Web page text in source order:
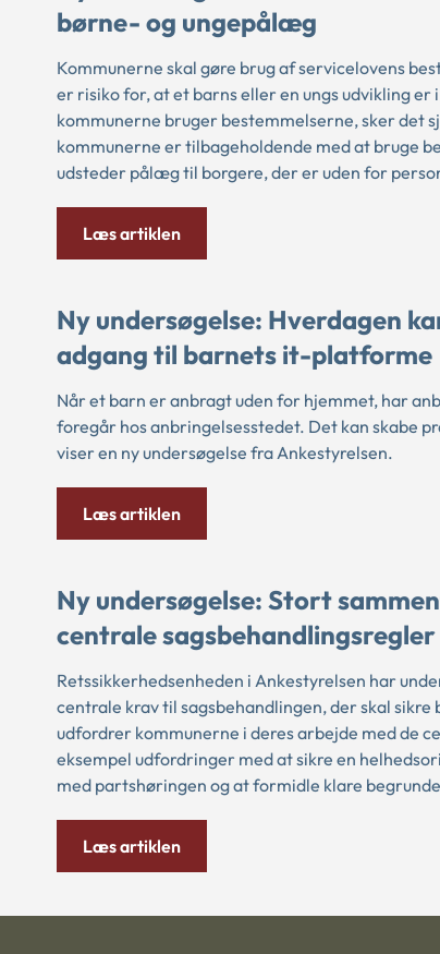
børne- og ungepålæg
Kommunerne skal gøre brug af servicelovens
er risiko for, at et barns eller en ungs udvikling
kommunerne bruger bestemmelserne, sker det
kommunerne er tilbageholdende med at bruge
udsteder pålæg til borgere, der er uden for
Læs artiklen
Ny undersøgelse: Hverdagen
adgang til barnets it-platforme
Når et barn er anbragt uden for hjemmet, har
foregår hos anbringelsesstedet. Det kan skabe
viser en ny undersøgelse fra Ankestyrelsen.
Læs artiklen
Ny undersøgelse: Stort
centrale
Retssikkerhedsenheden i Ankestyrelsen har
centrale krav til sagsbehandlingen, der skal
udfordrer kommunerne i deres arbejde med de
eksempel udfordringer med at sikre en
med partshøringen og at formidle klare
Læs artiklen